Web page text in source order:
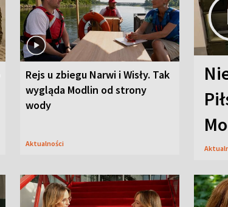
Rejs u zbiegu Narwi i Wisły. Tak
wygląda Modlin od strony
wody
Aktualności